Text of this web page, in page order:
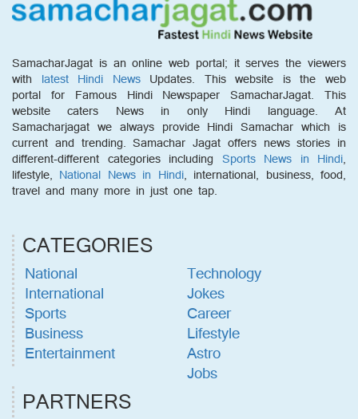
SamacharJagat is an online web portal; it serves the viewers
with latest Hindi NewsUpdates. This website is the web
portal for Famous Hindi Newspaper SamacharJagat. This
website caters News in only Hindi language. At
Samacharjagat we always provide Hindi Samachar which is
current and trending. Samachar Jagat offers news stories in
different-different categories including Sports News in Hindi,
lifestyle, National News in Hindi, international, business, food,
travel and many more in just one tap.
CATEGORIES
National
International
Sports
Business
Entertainment
Technology
Jokes
Career
Lifestyle
Astro
Jobs
PARTNERS